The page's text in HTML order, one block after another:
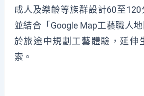
成人及樂齡等族群設計60至120
並結合「Google Map工藝職人
於旅途中規劃工藝體驗，延伸
索。